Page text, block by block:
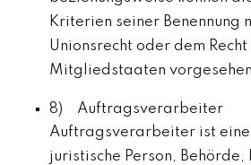
Kriterien seiner Benennung
Unionsrecht oder dem
Mitgliedstaaten
8) Auftragsverarbeiter
Auftragsverarbeiter ist
juristische Person, Behörde,